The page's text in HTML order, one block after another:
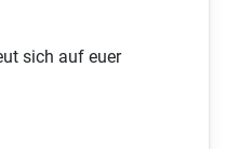
sich auf euer